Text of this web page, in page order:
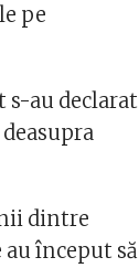
pe
s-au declarat
dintre
început să